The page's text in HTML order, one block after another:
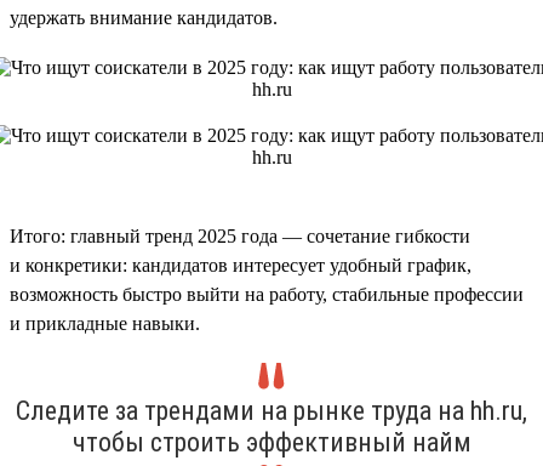
удержать внимание кандидатов.
Итого: главный тренд 2025 года — сочетание гибкости
и конкретики: кандидатов интересует удобный график,
возможность быстро выйти на работу, стабильные профессии
и прикладные навыки.
Следите за трендами на рынке труда на hh.ru,
чтобы строить эффективный найм